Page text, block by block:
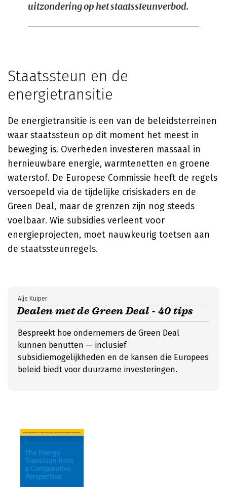
uitzondering op het staatssteunverbod.
Staatssteun en de
energietransitie
De energietransitie is een van de beleidsterreinen
waar staatssteun op dit moment het meest in
beweging is. Overheden investeren massaal in
hernieuwbare energie, warmtenetten en groene
waterstof. De Europese Commissie heeft de regels
versoepeld via de tijdelijke crisiskaders en de
Green Deal, maar de grenzen zijn nog steeds
voelbaar. Wie subsidies verleent voor
energieprojecten, moet nauwkeurig toetsen aan
de staatssteunregels.
Dealen met de Green Deal - 40 tips
Alje Kuiper
Bespreekt hoe ondernemers de Green Deal
kunnen benutten — inclusief
subsidiemogelijkheden en de kansen die Europees
beleid biedt voor duurzame investeringen.